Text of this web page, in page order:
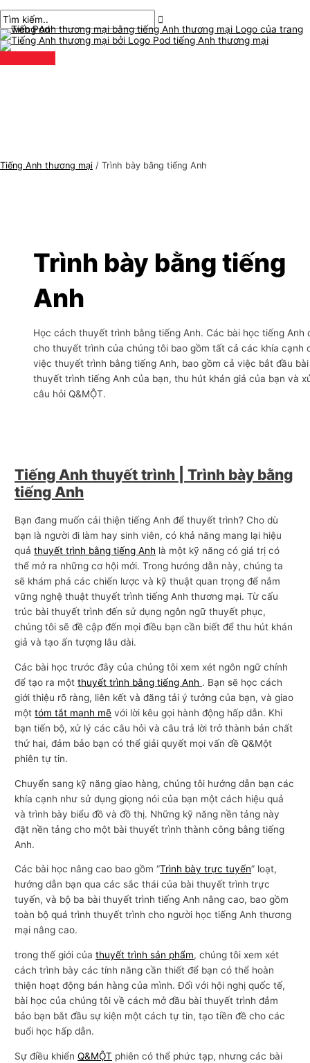
đến
nội
dung
đơn
chính
Tiếng Anh thương mại / Trình bày bằng tiếng Anh
Trình bày bằng tiếng
Anh
Học cách thuyết trình bằng tiếng Anh. Các bài học tiếng Anh
cho thuyết trình của chúng tôi bao gồm tất cả các khía cạnh
việc thuyết trình bằng tiếng Anh, bao gồm cả việc bắt đầu bài
thuyết trình tiếng Anh của bạn, thu hút khán giả của bạn và
câu hỏi Q&MỘT.
Tiếng Anh thuyết trình | Trình bày bằng
tiếng Anh
Bạn đang muốn cải thiện tiếng Anh để thuyết trình? Cho dù
bạn là người đi làm hay sinh viên, có khả năng mang lại hiệu
quảthuyết trình bằng tiếng Anh là một kỹ năng có giá trị có
thể mở ra những cơ hội mới. Trong hướng dẫn này, chúng ta
sẽ khám phá các chiến lược và kỹ thuật quan trọng để nắm
vững nghệ thuật thuyết trình tiếng Anh thương mại. Từ cấu
trúc bài thuyết trình đến sử dụng ngôn ngữ thuyết phục,
chúng tôi sẽ đề cập đến mọi điều bạn cần biết để thu hút khán
giả và tạo ấn tượng lâu dài.
Các bài học trước đây của chúng tôi xem xét ngôn ngữ chính
để tạo ra mộtthuyết trình bằng tiếng Anh . Bạn sẽ học cách
giới thiệu rõ ràng, liên kết và đăng tải ý tưởng của bạn, và giao
mộttóm tắt mạnh mẽ với lời kêu gọi hành động hấp dẫn. Khi
bạn tiến bộ, xử lý các câu hỏi và câu trả lời trở thành bản chất
thứ hai, đảm bảo bạn có thể giải quyết mọi vấn đề Q&Một
phiên tự tin.
Chuyển sang kỹ năng giao hàng, chúng tôi hướng dẫn bạn các
khía cạnh như sử dụng giọng nói của bạn một cách hiệu quả
và trình bày biểu đồ và đồ thị. Những kỹ năng nền tảng này
đặt nền tảng cho một bài thuyết trình thành công bằng tiếng
Anh.
Các bài học nâng cao bao gồm “Trình bày trực tuyến” loạt,
hướng dẫn bạn qua các sắc thái của bài thuyết trình trực
tuyến, và bộ ba bài thuyết trình tiếng Anh nâng cao, bao gồm
toàn bộ quá trình thuyết trình cho người học tiếng Anh thương
mại nâng cao.
trong thế giới củathuyết trình sản phẩm, chúng tôi xem xét
cách trình bày các tính năng cần thiết để bạn có thể hoàn
thiện hoạt động bán hàng của mình. Đối với hội nghị quốc tế,
bài học của chúng tôi về cách mở đầu bài thuyết trình đảm
bảo bạn bắt đầu sự kiện một cách tự tin, tạo tiền đề cho các
buổi học hấp dẫn.
Sự điều khiểnQ&MỘT phiên có thể phức tạp, nhưng các bài
phân
trang
C
h
ủ
đ
T
ì
m
k